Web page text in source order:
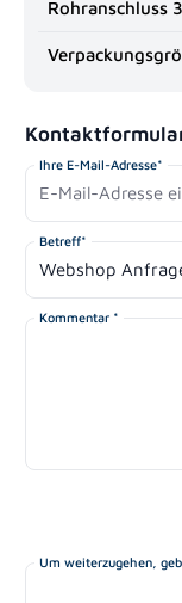
Rohranschluss
Ihre E-Mail-Adresse*
Betreff*
Kommentar *
Um weiterzugehen,